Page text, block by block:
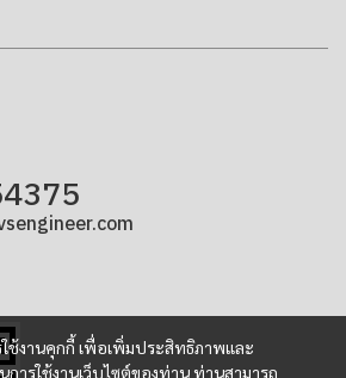
ใช้งานคุกกี้ เพื่อเพิ่มประสิทธิภาพและ
ารใช้งานเว็บไซต์ของท่าน ท่านสามารถ